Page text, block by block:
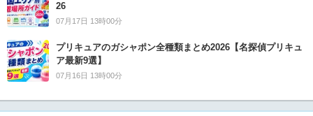
26
07月17日 13時00分
プリキュアのガシャポン全種類まとめ2026【名探偵プリキュ
ア最新9選】
07月16日 13時00分